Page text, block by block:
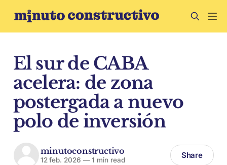
El sur de CABA
acelera: de zona
postergada a nuevo
polo de inversión
minutoconstructivo
12 feb. 2026 —1 min read Share